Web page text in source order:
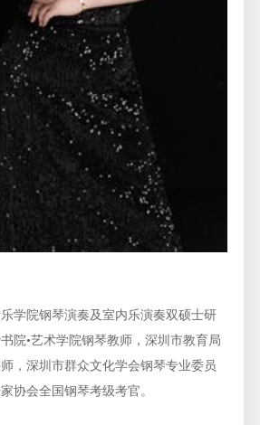
院钢琴演奏及室内乐演奏双硕士研
院•艺术学院钢琴教师，深圳市教育局
，深圳市群众文化学会钢琴专业委员
协会全国钢琴考级考官。